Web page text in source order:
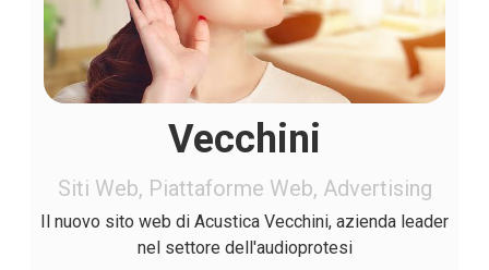
Vecchini
Siti Web, Piattaforme Web, Advertising
Il nuovo sito web di Acustica Vecchini, azienda leader
nel settore dell'audioprotesi